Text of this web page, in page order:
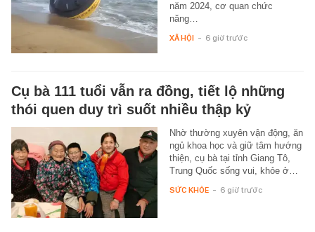
năm 2024, cơ quan chức
năng…
XÃ HỘI - 6 giờ trước
Cụ bà 111 tuổi vẫn ra đồng, tiết lộ những
thói quen duy trì suốt nhiều thập kỷ
Nhờ thường xuyên vận động, ăn
ngủ khoa học và giữ tâm hướng
thiện, cụ bà tại tỉnh Giang Tô,
Trung Quốc sống vui, khỏe ở…
SỨC KHỎE - 6 giờ trước